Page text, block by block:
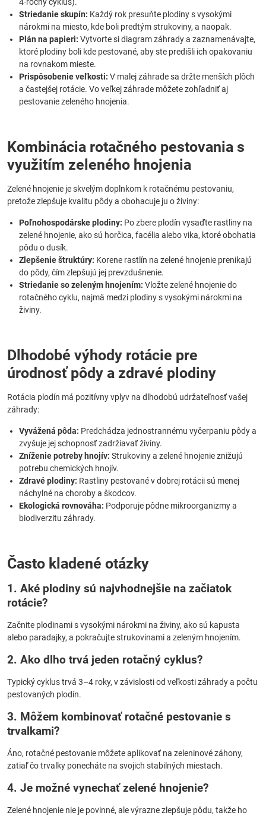
Striedanie skupín: Každý rok presuňte plodiny s vysokými
nárokmi na miesto, kde boli predtým strukoviny, a naopak.
Plán na papieri: Vytvorte si diagram záhrady a zaznamenávajte,
ktoré plodiny boli kde pestované, aby ste predišli ich opakovaniu
na rovnakom mieste.
Prispôsobenie veľkosti: V malej záhrade sa držte menších plôch
a častejšej rotácie. Vo veľkej záhrade môžete zohľadniť aj
pestovanie zeleného hnojenia.
Kombinácia rotačného pestovania s
využitím zeleného hnojenia
Zelené hnojenie je skvelým doplnkom k rotačnému pestovaniu,
pretože zlepšuje kvalitu pôdy a obohacuje ju o živiny:
Poľnohospodárske plodiny: Po zbere plodín vysaďte rastliny na
zelené hnojenie, ako sú horčica, facélia alebo vika, ktoré obohatia
pôdu o dusík.
Zlepšenie štruktúry: Korene rastlín na zelené hnojenie prenikajú
do pôdy, čím zlepšujú jej prevzdušnenie.
Striedanie so zeleným hnojením: Vložte zelené hnojenie do
rotačného cyklu, najmä medzi plodiny s vysokými nárokmi na
živiny.
Dlhodobé výhody rotácie pre
úrodnosť pôdy a zdravé plodiny
Rotácia plodín má pozitívny vplyv na dlhodobú udržateľnosť vašej
záhrady:
Vyvážená pôda: Predchádza jednostrannému vyčerpaniu pôdy a
zvyšuje jej schopnosť zadržiavať živiny.
Zníženie potreby hnojív: Strukoviny a zelené hnojenie znižujú
potrebu chemických hnojív.
Zdravé plodiny: Rastliny pestované v dobrej rotácii sú menej
náchylné na choroby a škodcov.
Ekologická rovnováha: Podporuje pôdne mikroorganizmy a
biodiverzitu záhrady.
Často kladené otázky
1. Aké plodiny sú najvhodnejšie na začiatok
rotácie?
Začnite plodinami s vysokými nárokmi na živiny, ako sú kapusta
alebo paradajky, a pokračujte strukovinami a zeleným hnojením.
2. Ako dlho trvá jeden rotačný cyklus?
Typický cyklus trvá 3–4 roky, v závislosti od veľkosti záhrady a počtu
pestovaných plodín.
3. Môžem kombinovať rotačné pestovanie s
trvalkami?
Áno, rotačné pestovanie môžete aplikovať na zeleninové záhony,
zatiaľ čo trvalky ponecháte na svojich stabilných miestach.
4. Je možné vynechať zelené hnojenie?
Zelené hnojenie nie je povinné, ale výrazne zlepšuje pôdu, takže ho